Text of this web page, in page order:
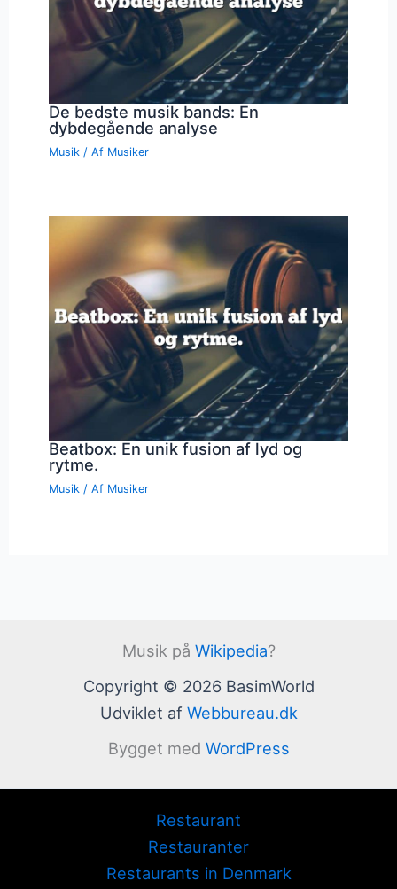
De bedste musik bands: En
dybdegående analyse
Musik / Af Musiker
Beatbox: En unik fusion af lyd og
rytme.
Musik / Af Musiker
Musik på Wikipedia?
Copyright © 2026 BasimWorld
Udviklet af Webbureau.dk
Bygget med WordPress
Restaurant
Restauranter
Restaurants in Denmark